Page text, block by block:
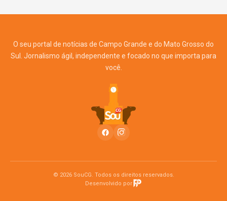
O seu portal de notícias de Campo Grande e do Mato Grosso do
Sul. Jornalismo ágil, independente e focado no que importa para
você.
© 2026 SouCG. Todos os direitos reservados.
Desenvolvido por